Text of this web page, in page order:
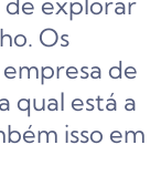
Os
de
qual está a
isso em